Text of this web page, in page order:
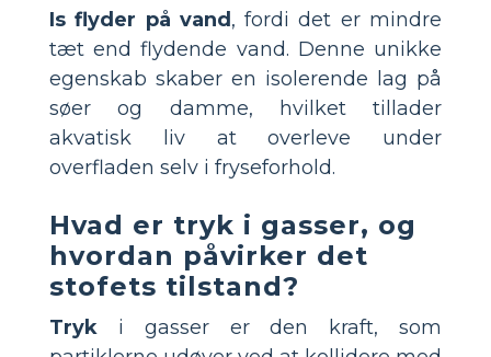
Is flyder på vand , fordi det er mindre
tæt end flydende vand. Denne unikke
egenskab skaber en isolerende lag på
søer og damme, hvilket tillader
akvatisk liv at overleve under
overfladen selv i fryseforhold.
Hvad er tryk i gasser, og
hvordan påvirker det
stofets tilstand?
Tryk i gasser er den kraft, som